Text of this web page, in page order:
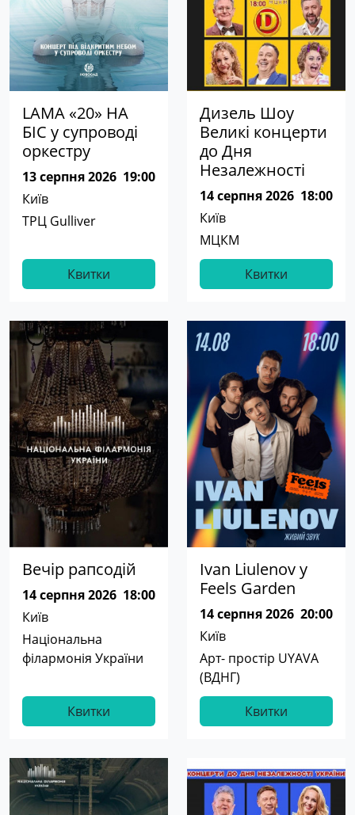
LAMA «20» НА
БІС у супроводі
оркестру
13 серпня 2026 19:00
Київ
ТРЦ Gulliver
Квитки
Дизель Шоу
Великі концерти
до Дня
Незалежності
14 серпня 2026 18:00
Київ
МЦКМ
Квитки
Вечір рапсодій
14 серпня 2026 18:00
Київ
Національна
філармонія України
Квитки
Ivan Liulenov у
Feels Garden
14 серпня 2026 20:00
Київ
Арт- простір UYAVA
(ВДНГ)
Квитки